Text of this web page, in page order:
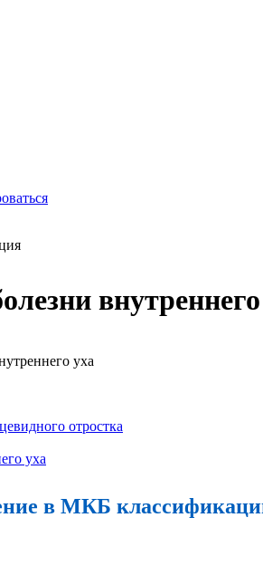
уха
отростка
уха
в МКБ